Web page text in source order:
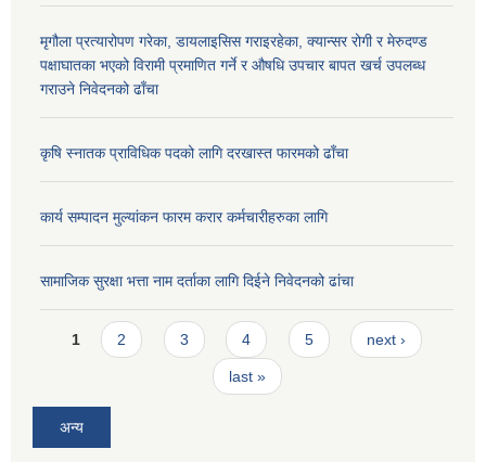
मृगौला प्रत्यारोपण गरेका, डायलाइसिस गराइरहेका, क्यान्सर रोगी र मेरुदण्ड
पक्षाघातका भएको विरामी प्रमाणित गर्ने र औषधि उपचार बापत खर्च उपलब्ध
गराउने निवेदनको ढाँचा
कृषि स्नातक प्राविधिक पदको लागि दरखास्त फारमको ढाँचा
कार्य सम्पादन मुल्यांकन फारम करार कर्मचारीहरुका लागि
सामाजिक सुरक्षा भत्ता नाम दर्ताका लागि दिईने निवेदनको ढांचा
Pages
1 2 3 4 5 next ›
last »
अन्य